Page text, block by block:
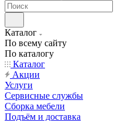
Каталог
По всему сайту
По каталогу
Каталог
Акции
Услуги
Сервисные службы
Сборка мебели
Подъём и доставка